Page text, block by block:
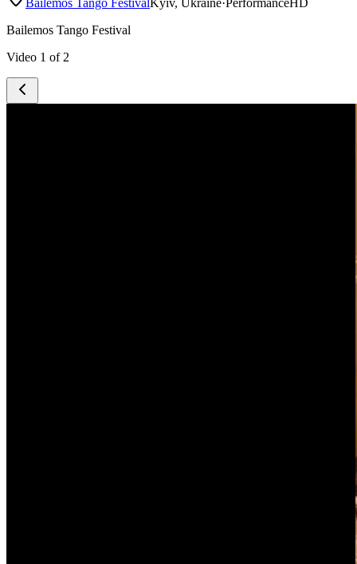
Bailemos Tango FestivalKyiv, Ukraine·PerformanceHD
Bailemos Tango Festival
Video 1 of 2